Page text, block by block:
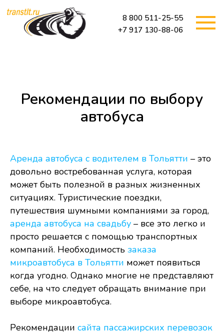
+7 917 130-88-06
Рекомендации по выбору
автобуса
Аренда автобуса с водителем в Тольятти – это
довольно востребованная услуга, которая
может быть полезной в разных жизненных
ситуациях. Туристические поездки,
путешествия шумными компаниями за город,
аренда автобуса на свадьбу – все это легко и
просто решается с помощью транспортных
компаний. Необходимость заказа
микроавтобуса в Тольятти может появиться
когда угодно. Однако многие не представляют
себе, на что следует обращать внимание при
выборе микроавтобуса.
Рекомендации сайта пассажирских перевозок